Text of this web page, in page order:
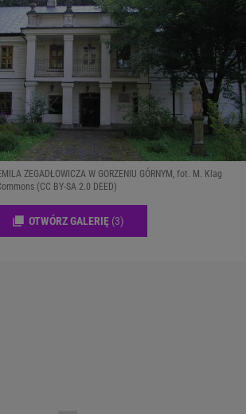
ZEGADŁOWICZA W GORZENIU GÓRNYM, fot. M. Klag
(CC BY-SA 2.0 DEED)
OTWÓRZ GALERIĘ (3)